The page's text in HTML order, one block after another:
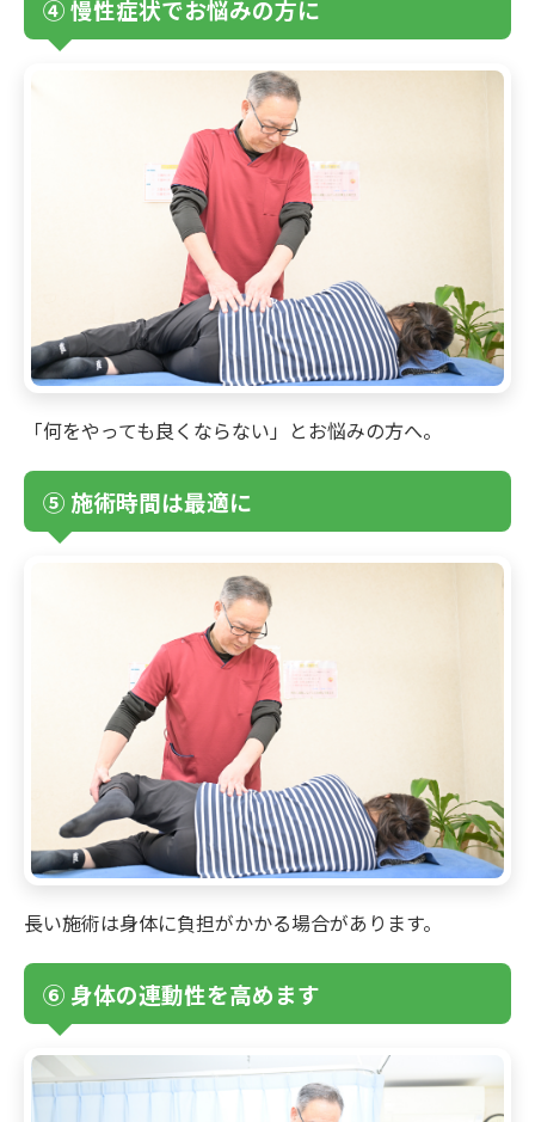
④ 慢性症状でお悩みの方に
「何をやっても良くならない」とお悩みの方へ。
⑤ 施術時間は最適に
長い施術は身体に負担がかかる場合があります。
⑥ 身体の連動性を高めます